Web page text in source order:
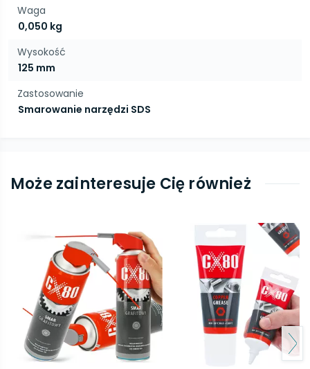
Waga
0,050 kg
Wysokość
125 mm
Zastosowanie
Smarowanie narzędzi SDS
Może zainteresuje Cię również